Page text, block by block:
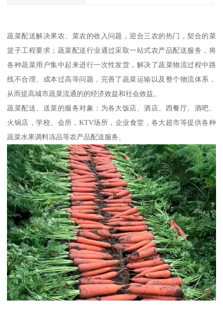
蔬菜配送解决果农、菜农的收入问题，迎合三农的热门，契合的菜
篮子工程要求；蔬菜配送行业通过采取一站式农产品配送服务，将
各种蔬菜用户集中起来进行一次性发货，解决了蔬菜物流过程中路
线不合理、成本过高等问题，完善了蔬菜运输以及整个物流体系，
从而提高城市蔬菜流通的的经济效益和社会效益。
蔬菜配送、送菜的服务对象：为各大饭店、酒店、西餐厅、酒吧、
火锅店，学校、会所，KTV场所，企业食堂，各大超市等提供各种
蔬菜水果调料冻品等农产品配送服务。